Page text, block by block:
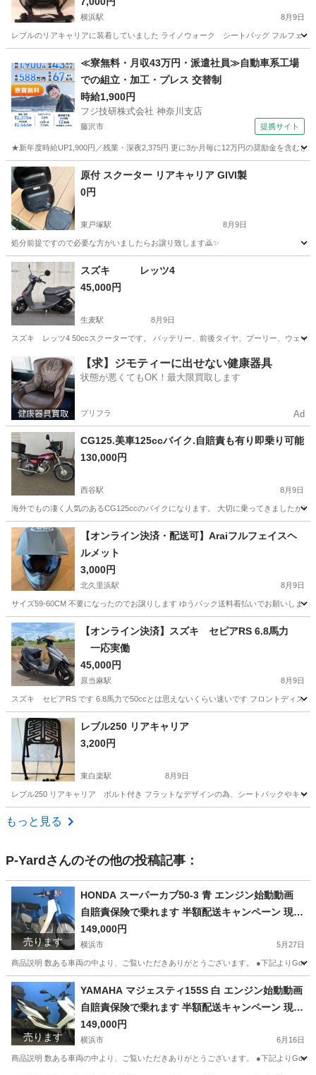
横浜駅 8月9日
レブルのリアキャリアに装着していました ライノウォーク シートバッグ フルフェイ
横浜駅 その他
≪寮無料・月収43万円・派遣社員≫自動車系工場
での組立・加工・プレス 交替制
時給1,900円
フジ技研株式会社 神奈川支店
藤沢市 提携サイト
★新年度時給UP1,900円／残業・深夜2,375円 更に3か月毎に12万円の奨励金を含む
神奈川 藤沢市 その他
原付 スクーター リアキャリア GIVI製
0円
東戸塚駅 8月9日
処分前提ですので必要な方がいましたらお譲り致します🙇✨
神奈川 横浜市 東戸塚駅
スズキ レッツ4
45,000円
生麦駅 8月9日
スズキ レッツ4 50ccスクーターです。 バッテリー、前後タイヤ、プーリー、ウェイ
神奈川 横浜市 生麦駅 スズキ
【求】ジモティーに出せない健康器具
状態が悪くてもOK！最大限買取します
プリフラ Ad
CG125.美車125ccバイク.自賠責も有り即乗り可能
130,000円
西谷駅 8月9日
海外でもの凄く人気のあるCG125ccのバイクになります。 大切に乗ってきましたが
神奈川 横浜市 西谷駅 ホンダ
【オンライン決済・配送可】Araiフルフェイスヘ
ルメット
3,000円
北久里浜駅 8月9日
サイズ59-60CM 不要になったのでお譲りします ゆうパック送料着払いでお願いします
神奈川 横浜市 北久里浜駅 その他
【オンライン決済】スズキ セピアRS 6.8馬力
一応実働
45,000円
原当麻駅 8月9日
スズキ セピアRS です 6.8馬力で50ccとは思えないくらい速いです フロントディス
神奈川 相模原市 原当麻駅 スズキ
レブル250 リアキャリア
3,200円
東白楽駅 8月9日
レブル250 リアキャリア ボルト付き フラットなデザインの為、シートバックやキャ
神奈川 横浜市
もっと見る
P-Yard さんのその他の投稿記事：
売ります
HONDA スーパーカブ50-3 青 エンジン始動動画
自賠責保険で乗れます 半額配送キャンペーン 現状
渡し諸経費￥0- 横浜 P-Yard
149,000円
横浜市 5月27日
商品説明 数ある車両の中より、ご覧いただきありがとうございます。 ●下記より
神奈川 横浜市 エンジン
売ります
YAMAHA マジェスティ155S 白 エンジン始動動画
自賠責保険で乗れます 半額配送キャンペーン 現状
渡し諸経費￥0- 横浜 P-Yard
149,000円
横浜市 6月16日
商品説明 数ある車両の中より、ご覧いただきありがとうございます。 ●下記より